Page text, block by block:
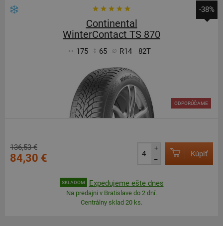
-38%
Continental
WinterContact TS 870
175 65 R14 82T
ODPORÚČAME
136,53 €
84,30 €
+
–
Kúpiť
SKLADOM Expedujeme ešte dnes
Na predajni v Bratislave do 2 dní.
Centrálny sklad 20 ks.